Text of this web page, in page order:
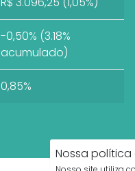
Nossa
-0,50% (3.18%
acumulado)
0,85%